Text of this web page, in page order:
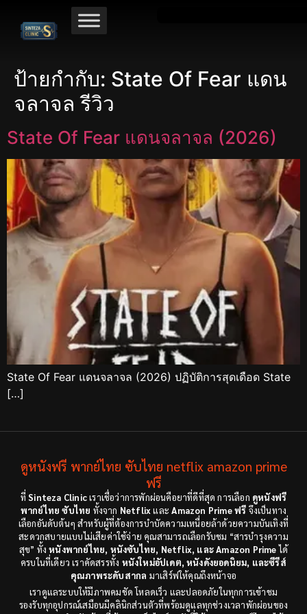
ป้ายกำกับ: State Of Fear แดน
จลาจล รีวิว
State Of Fear แดนจลาจล (2026)
State Of Fear แดนจลาจล (2026) ปฏิบัติการสุดเดือด State
[…]
ดูหนังฟรี พากย์ไทย ซับไทย netflix amazon prime
ฟรี
ที่Sinteza Clinicเราเชื่อว่าการพักผ่อนคือยาที่ดีที่สุด การเลือก ดูหนังฟรี
พากย์ไทย ซับไทย ทั้งจาก NetflixและAmazon Prime ฟรี จึงเป็นทาง
เลือกอันดับต้นๆ สำหรับผู้ที่ต้องการบำบัดความเหนื่อยล้าด้วยความบันเทิงที่
สะดวกสบายแบบไม่เสียค่าใช้จ่าย คุณสามารถเลือกรับชม “สารบำรุงความ
สุข” ทั้งหนังพากย์ไทย, หนังซับไทย, Netflix, และ Amazon Primeได้
ครบในที่เดียว เราคัดสรรทั้ง หนังใหม่อัปเดต, หนังดังยอดนิยม, และซีรีส์
คุณภาพระดับสากล มาเสิร์ฟให้คุณถึงหน้าจอ
เราดูแลระบบให้มีภาพคมชัด โหลดเร็ว และปลอดภัยในทุกการเข้าชม
รองรับทุกอุปกรณ์เสมือนมีคลินิกส่วนตัวที่พร้อมดูแลทุกช่วงเวลาพักผ่อนของ